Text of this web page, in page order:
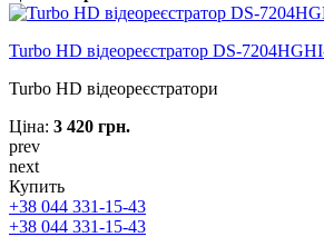
Turbo HD відеореєстратор DS-
Turbo HD відеореєстратори
Ціна: 3 420 грн.
prev
next
Купить
+38 044 331-15-43
+38 044 331-15-43